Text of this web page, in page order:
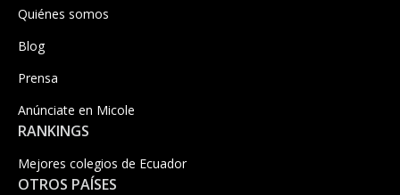
Quiénes somos
Blog
Prensa
Anúnciate en Micole
RANKINGS
Mejores colegios de Ecuador
OTROS PAÍSES